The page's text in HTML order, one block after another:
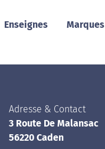
Enseignes Marques
Adresse & Contact
3 Route De Malansac
56220 Caden